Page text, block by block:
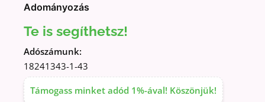
Adományozás
Te is segíthetsz!
Adószámunk:
18241343-1-43
Támogass minket adód 1%-ával! Köszönjük!